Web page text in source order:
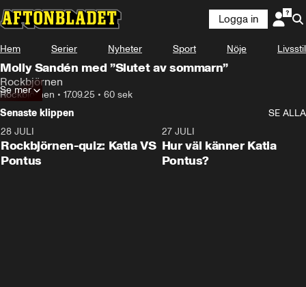
Logga in
Hem Serier Nyheter Sport Nöje Livsstil
Molly Sandén med ”Slutet av sommarn”
Rockbjörnen
Rockbjörnen • 17.09.25 • 60 sek
Se mer
Senaste klippen
SE ALLA
28 JULI
Rockbjörnen-quiz: Katia VS
Pontus
27 JULI
Hur väl känner Katia
Pontus?